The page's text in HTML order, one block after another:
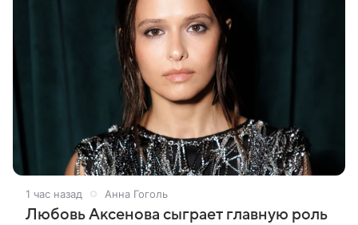
1 час назад Анна Гоголь
Любовь Аксенова сыграет главную роль